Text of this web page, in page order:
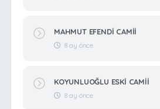
MAHMUT EFENDİ CAMİİ
8 ay önce
KOYUNLUOĞLU ESKİ CAMİİ
8 ay önce